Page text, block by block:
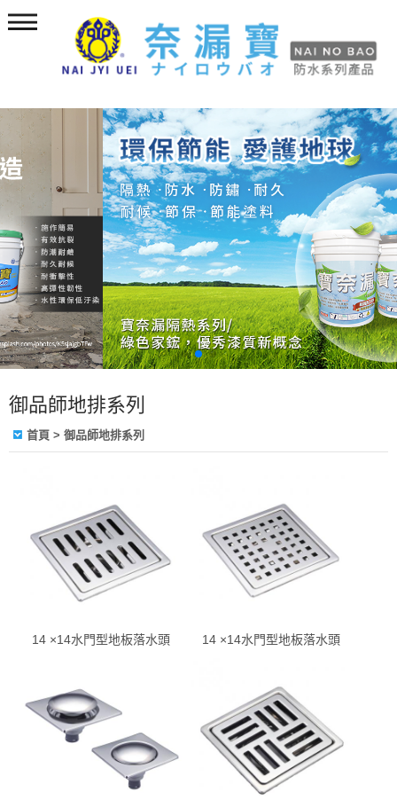
御品師地排系列
首頁 > 御品師地排系列
14 ×14水門型地板落水頭 14 ×14水門型地板落水頭